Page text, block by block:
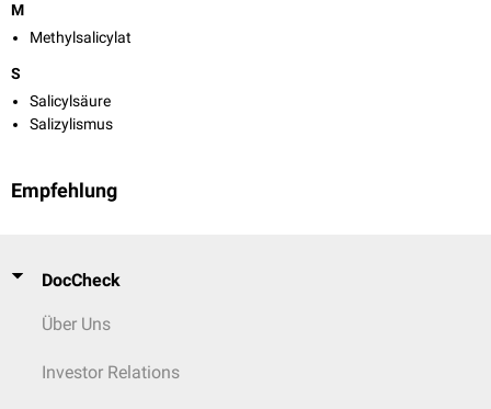
M
Methylsalicylat
S
Salicylsäure
Salizylismus
Empfehlung
DocCheck
Über Uns
Investor Relations